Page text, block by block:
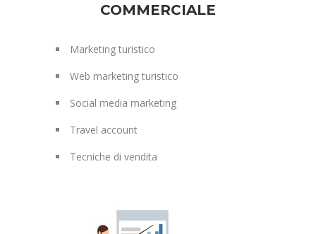
COMMERCIALE
Marketing turistico
Web marketing turistico
Social media marketing
Travel account
Tecniche di vendita